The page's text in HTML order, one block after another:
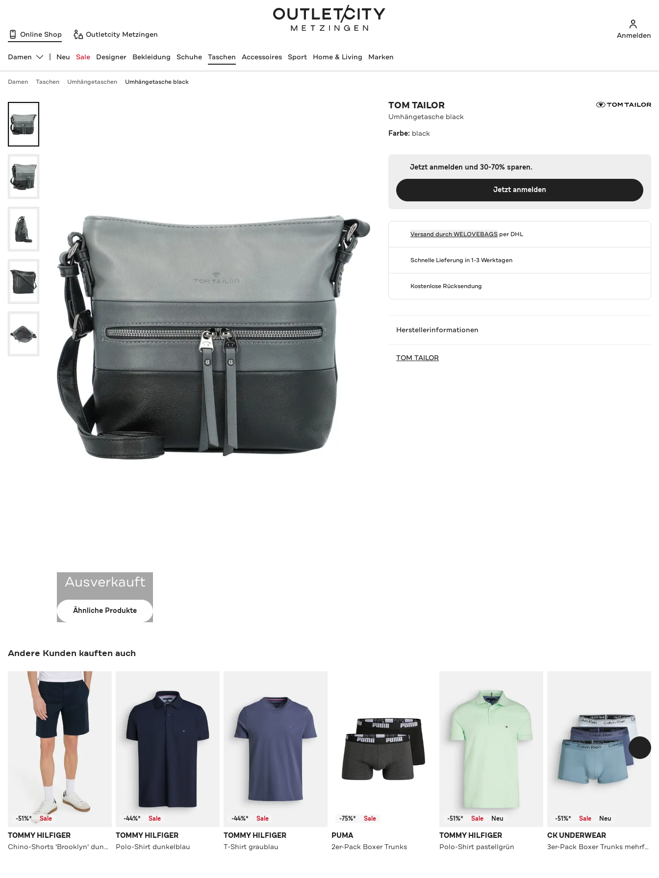
Online Shop Outletcity Metzingen Anmelden
Abteilung ändern, ausgewählt:
Damen Neu Sale Designer Bekleidung Schuhe Taschen Accessoires Sport Home & Living Marken
Damen Taschen Umhängetaschen Umhängetasche black
Ausverkauft
Ähnliche Produkte
TOM TAILOR
Umhängetasche black
Farbe: black
Jetzt anmelden und 30-70% sparen.
Jetzt anmelden
Versand durchWELOVEBAGS per DHL
Schnelle Lieferung in 1-3 Werktagen
Kostenlose Rücksendung
Herstellerinformationen
TOM TAILOR
Andere Kunden kauften auch
-51%* Sale
TOMMY HILFIGER
Chino-Shorts 'Brooklyn' dunkelblau
-44%* Sale
TOMMY HILFIGER
Polo-Shirt dunkelblau
-44%* Sale
TOMMY HILFIGER
T-Shirt graublau
-75%* Sale
PUMA
2er-Pack Boxer Trunks
-51%* Sale Neu
TOMMY HILFIGER
Polo-Shirt pastellgrün
-51%* Sale Neu
CK UNDERWEAR
3er-Pack Boxer Trunks mehrfarbig